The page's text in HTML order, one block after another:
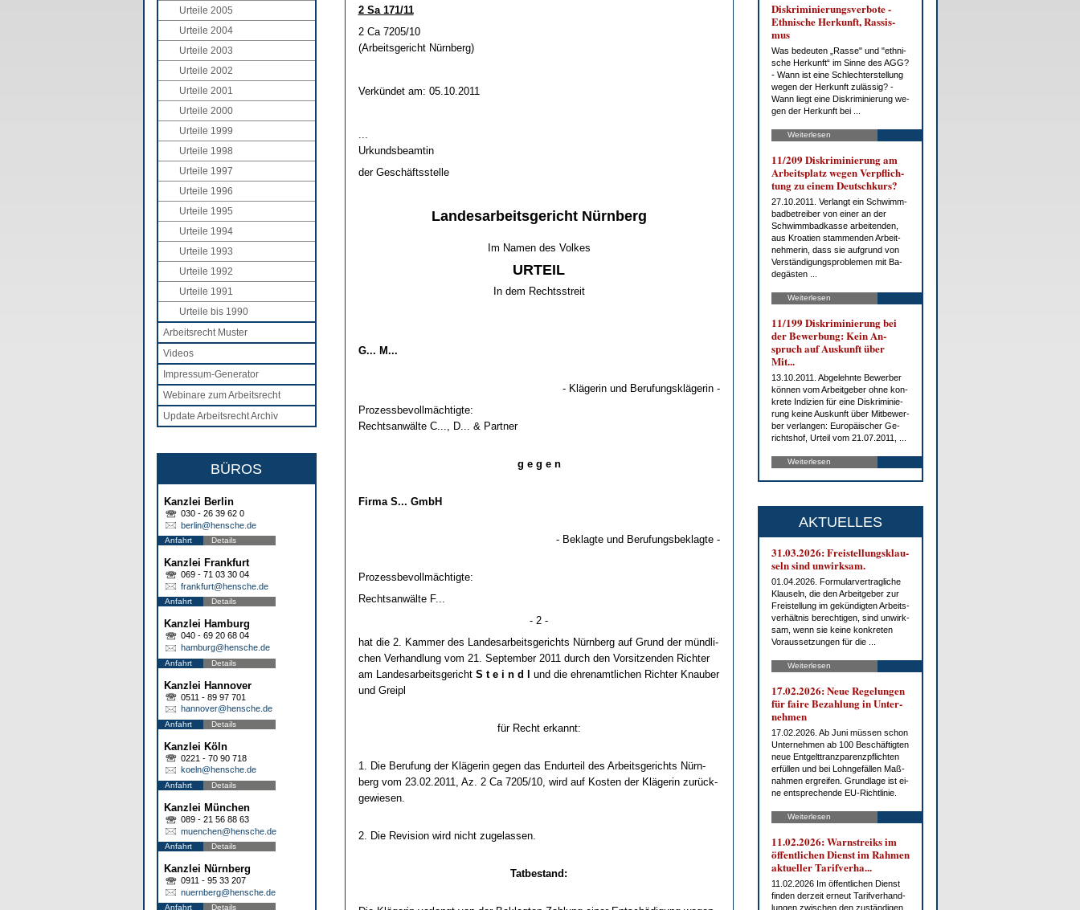
Urteile 2005
Urteile 2004
Urteile 2003
Urteile 2002
Urteile 2001
Urteile 2000
Urteile 1999
Urteile 1998
Urteile 1997
Urteile 1996
Urteile 1995
Urteile 1994
Urteile 1993
Urteile 1992
Urteile 1991
Urteile bis 1990
Arbeitsrecht Muster
Videos
Impressum-Generator
Webinare zum Arbeitsrecht
Update Arbeitsrecht Archiv
BÜROS
Kanzlei Berlin
030 - 26 39 62 0
berlin@hensche.de
Anfahrt Details
Kanzlei Frankfurt
069 - 71 03 30 04
frankfurt@hensche.de
Anfahrt Details
Kanzlei Hamburg
040 - 69 20 68 04
hamburg@hensche.de
Anfahrt Details
Kanzlei Hannover
0511 - 89 97 701
hannover@hensche.de
Anfahrt Details
Kanzlei Köln
0221 - 70 90 718
koeln@hensche.de
Anfahrt Details
Kanzlei München
089 - 21 56 88 63
muenchen@hensche.de
Anfahrt Details
Kanzlei Nürnberg
0911 - 95 33 207
nuernberg@hensche.de
Anfahrt Details
2 Sa 171/11
2 Ca 7205/10
(Ar­beits­ge­richt Nürn­berg)
Verkündet am: 05.10.2011
...
Ur­kunds­be­am­tin
der Geschäfts­stel­le
Lan­des­ar­beits­ge­richt Nürn­berg
Im Na­men des Vol­kes
UR­TEIL
In dem Rechts­streit
G... M...
- Kläge­rin und Be­ru­fungskläge­rin -
Pro­zess­be­vollmäch­tig­te:
Rechts­anwälte C..., D... & Part­ner
g e g e n
Fir­ma S... GmbH
- Be­klag­te und Be­ru­fungs­be­klag­te -
Pro­zess­be­vollmäch­tig­te:
Rechts­anwälte F...
- 2 -
hat die 2. Kam­mer des Lan­des­ar­beits­ge­richts Nürn­berg auf Grund der münd­li­
chen Ver­hand­lung vom 21. Sep­tem­ber 2011 durch den Vor­sit­zen­den Rich­ter
am Lan­des­ar­beits­ge­richt S t e i n d l
und die eh­ren­amt­li­chen Rich­ter Knau­ber
und Greipl
für Recht er­kannt:
1. Die Be­ru­fung der Kläge­rin ge­gen das En­dur­teil des Ar­beits­ge­richts Nürn­
berg vom 23.02.2011, Az. 2 Ca 7205/10, wird auf Kos­ten der Kläge­rin zurück­
ge­wie­sen.
2. Die Re­vi­si­on wird nicht zu­ge­las­sen.
Tat­be­stand:
Dis­kri­mi­nie­rungs­ver­bo­te -
Eth­ni­sche Her­kunft, Ras­sis­
mus
Was be­deu­ten „Ras­se" und "eth­ni­
sche Her­kunft“ im Sin­ne des AGG?
- Wann ist ei­ne Schlech­ter­stel­lung
we­gen der Her­kunft zu­läs­sig? -
Wann liegt ei­ne Dis­kri­mi­nie­rung we­
gen der Her­kunft bei ...
Weiterlesen
11/209 Dis­kri­mi­nie­rung am
Ar­beits­platz we­gen Ver­pflich­
tung zu ei­nem Deutsch­kurs?
27.10.2011. Ver­langt ein Schwimm­
bad­be­trei­ber von ei­ner an der
Schwimm­bad­kas­se ar­bei­ten­den,
aus Kroa­ti­en stam­men­den Ar­beit­
neh­me­rin, dass sie auf­grund von
Ver­stän­di­gungs­pro­ble­men mit Ba­
de­gäs­ten ...
Weiterlesen
11/199 Dis­kri­mi­nie­rung bei
der Be­wer­bung: Kein An­
spruch auf Aus­kunft über
Mit...
13.10.2011. Ab­ge­lehn­te Be­wer­ber
kön­nen vom Ar­beit­ge­ber oh­ne kon­
kre­te In­di­zi­en für ei­ne Dis­kri­mi­nie­
rung kei­ne Aus­kunft über Mit­be­wer­
ber ver­lan­gen: Eu­ro­päi­scher Ge­
richts­hof, Ur­teil vom 21.07.2011, ...
Weiterlesen
AKTUELLES
31.03.2026: Frei­stel­lungs­klau­
seln sind un­wirk­sam.
01.04.2026. For­mu­lar­ver­trag­li­che
Klau­seln, die den Ar­beit­ge­ber zur
Frei­stel­lung im ge­kün­dig­ten Ar­beits­
ver­hält­nis be­rech­ti­gen, sind un­wirk­
sam, wenn sie kei­ne kon­kre­ten
Vor­aus­set­zun­gen für die ...
Weiterlesen
17.02.2026: Neue Re­ge­lun­gen
für fai­re Be­zah­lung in Un­ter­
neh­men
17.02.2026. Ab Ju­ni müs­sen schon
Un­ter­neh­men ab 100 Be­schäf­tig­ten
neue Ent­gelt­tranz­pa­renz­pflich­ten
er­fül­len und bei Lohn­ge­fäl­len Maß­
nah­men er­grei­fen. Grund­la­ge ist ei­
ne ent­spre­chen­de EU-Richt­li­nie.
Weiterlesen
11.02.2026: Warn­streiks im
öf­fent­li­chen Dienst im Rah­men
ak­tu­el­ler Ta­rif­ver­ha...
11.02.2026 Im öf­fent­li­chen Dienst
fin­den der­zeit er­neut Ta­rif­ver­hand­
lun­gen zwi­schen den zu­stän­di­gen